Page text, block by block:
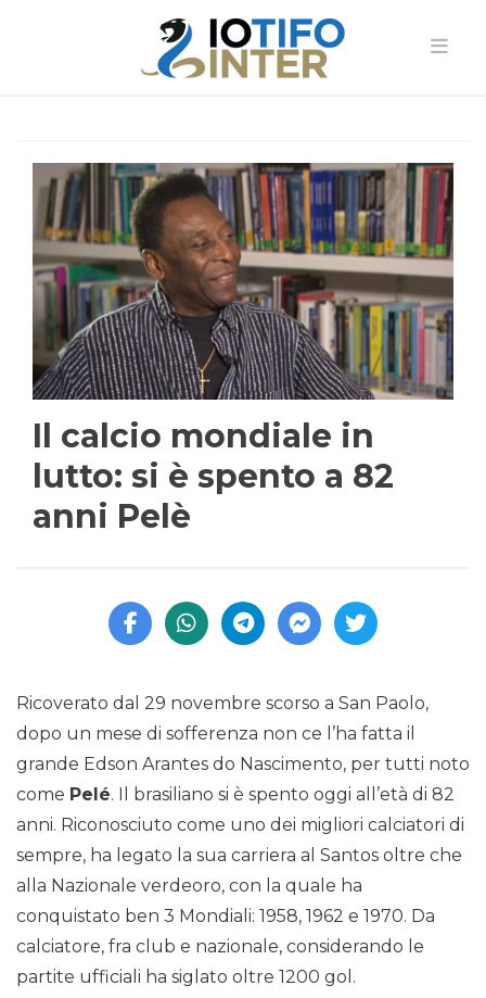
Il calcio mondiale in
lutto: si è spento a 82
anni Pelè
Ricoverato dal 29 novembre scorso a San Paolo,
dopo un mese di sofferenza non ce l’ha fatta il
grande Edson Arantes do Nascimento, per tutti noto
come Pelé. Il brasiliano si è spento oggi all’età di 82
anni. Riconosciuto come uno dei migliori calciatori di
sempre, ha legato la sua carriera al Santos oltre che
alla Nazionale verdeoro, con la quale ha
conquistato ben 3 Mondiali: 1958, 1962 e 1970. Da
calciatore, fra club e nazionale, considerando le
partite ufficiali ha siglato oltre 1200 gol.